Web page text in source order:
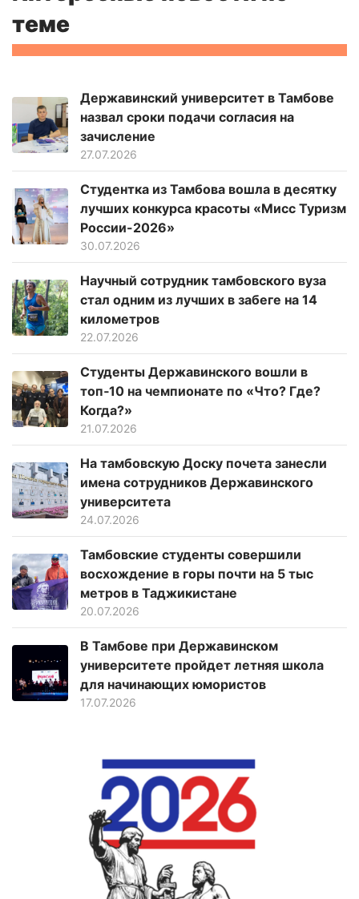
теме
Державинский университет в Тамбове
назвал сроки подачи согласия на
зачисление
27.07.2026
Студентка из Тамбова вошла в десятку
лучших конкурса красоты «Мисс Туризм
России-2026»
30.07.2026
Научный сотрудник тамбовского вуза
стал одним из лучших в забеге на 14
километров
22.07.2026
Студенты Державинского вошли в
топ‑10 на чемпионате по «Что? Где?
Когда?»
21.07.2026
На тамбовскую Доску почета занесли
имена сотрудников Державинского
университета
24.07.2026
Тамбовские студенты совершили
восхождение в горы почти на 5 тыс
метров в Таджикистане
20.07.2026
В Тамбове при Державинском
университете пройдет летняя школа
для начинающих юмористов
17.07.2026